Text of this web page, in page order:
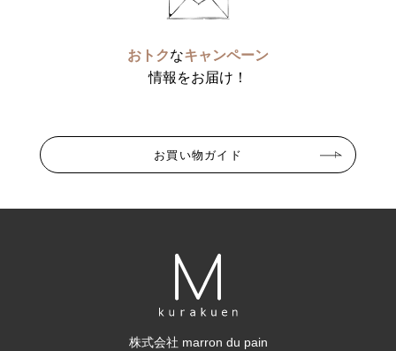
おトクなキャンペーン
情報をお届け！
お買い物ガイド
株式会社 marron du pain